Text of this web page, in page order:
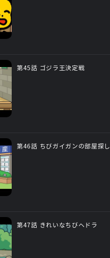
第45話 ゴジラ王決定戦
第46話 ちびガイガンの部屋探し
第47話 きれいなちびヘドラ